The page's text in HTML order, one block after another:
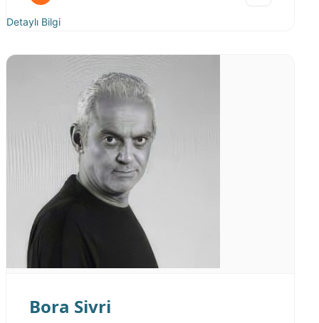
Detaylı Bilgi
Bora Sivri